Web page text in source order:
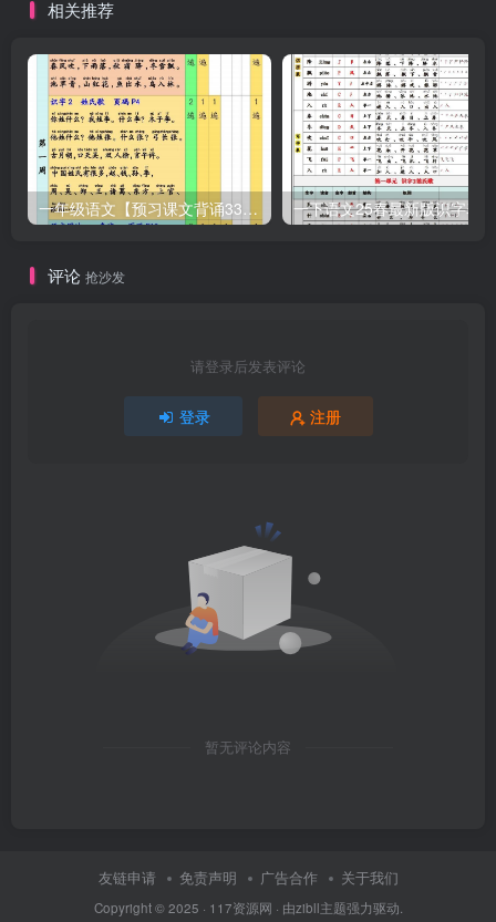
相关推荐
一年级语文【预习课文背诵337法】
评论 抢沙发
请登录后发表评论
登录 注册
暂无评论内容
友链申请 免责声明 广告合作 关于我们
Copyright © 2025 · 117资源网 · 由zibll主题强力驱动.